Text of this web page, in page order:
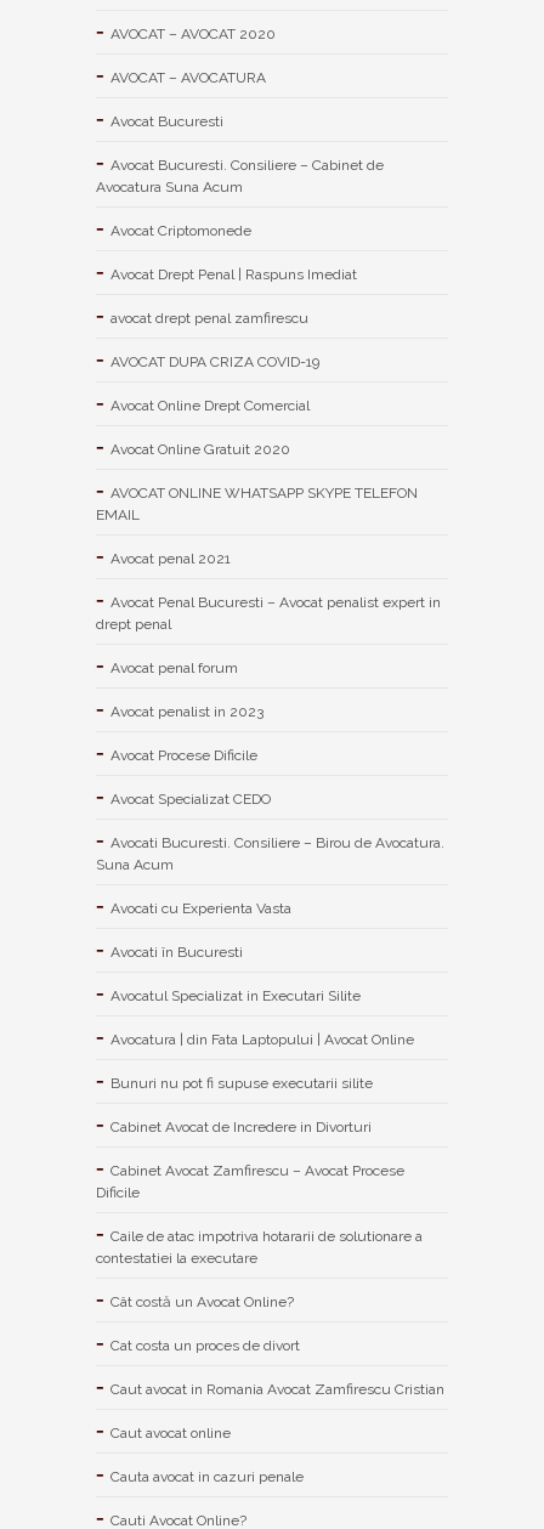
AVOCAT – AVOCAT 2020
AVOCAT – AVOCATURA
Avocat Bucuresti
Avocat Bucuresti. Consiliere – Cabinet de
Avocatura Suna Acum
Avocat Criptomonede
Avocat Drept Penal | Raspuns Imediat
avocat drept penal zamfirescu
AVOCAT DUPA CRIZA COVID-19
Avocat Online Drept Comercial
Avocat Online Gratuit 2020
AVOCAT ONLINE WHATSAPP SKYPE TELEFON
EMAIL
Avocat penal 2021
Avocat Penal Bucuresti – Avocat penalist expert in
drept penal
Avocat penal forum
Avocat penalist in 2023
Avocat Procese Dificile
Avocat Specializat CEDO
Avocati Bucuresti. Consiliere – Birou de Avocatura.
Suna Acum
Avocati cu Experienta Vasta
Avocati în Bucuresti
Avocatul Specializat in Executari Silite
Avocatura | din Fata Laptopului | Avocat Online
Bunuri nu pot fi supuse executarii silite
Cabinet Avocat de Incredere in Divorturi
Cabinet Avocat Zamfirescu – Avocat Procese
Dificile
Caile de atac impotriva hotararii de solutionare a
contestatiei la executare
Cât costă un Avocat Online?
Cat costa un proces de divort
Caut avocat in Romania Avocat Zamfirescu Cristian
Caut avocat online
Cauta avocat in cazuri penale
Cauti Avocat Online?